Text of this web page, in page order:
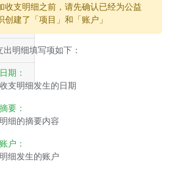
收支明细之前，请先确认已经为公益
创建了「项目」和「账户」
出明细填写项如下：
日期：
收支明细发生的日期
摘要：
明细的摘要内容
账户：
明细发生的账户